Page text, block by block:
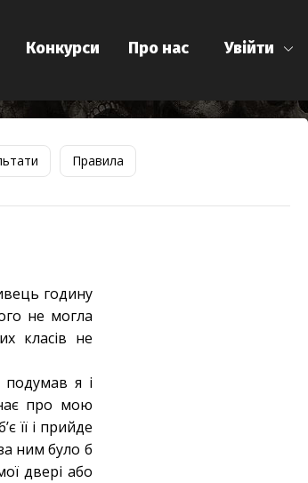
Увійти
Конкурси Про нас
Правила
годину
не могла
класів не
я і
про мою
її і прийде
ним було б
двері або